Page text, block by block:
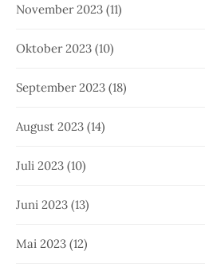
November 2023 (11)
Oktober 2023 (10)
September 2023 (18)
August 2023 (14)
Juli 2023 (10)
Juni 2023 (13)
Mai 2023 (12)